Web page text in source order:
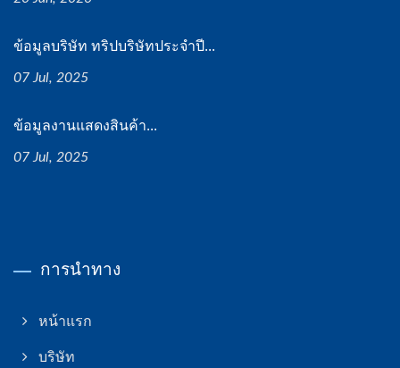
ข้อมูลบริษัท ทริปบริษัทประจำปี...
07 Jul, 2025
ข้อมูลงานแสดงสินค้า...
07 Jul, 2025
การนำทาง
หน้าแรก
บริษัท